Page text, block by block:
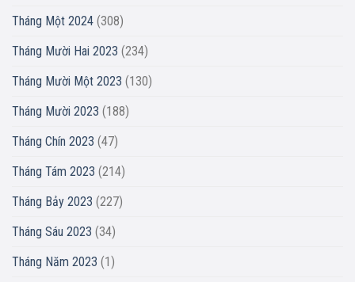
Tháng Một 2024 (308)
Tháng Mười Hai 2023 (234)
Tháng Mười Một 2023 (130)
Tháng Mười 2023 (188)
Tháng Chín 2023 (47)
Tháng Tám 2023 (214)
Tháng Bảy 2023 (227)
Tháng Sáu 2023 (34)
Tháng Năm 2023 (1)